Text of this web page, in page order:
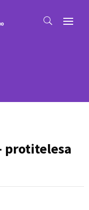
protitelesa